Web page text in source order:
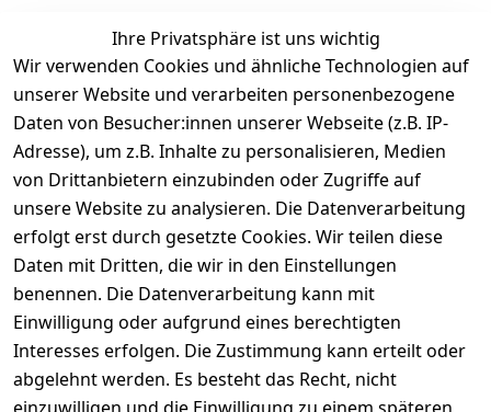
Kundenbewertungen
Durchschnittliche Bewertung
0
Basierend auf 0 Bewertung(en)
Bewertung abgeben
5
( 0 )
4
( 0 )
3
( 0 )
2
( 0 )
1
( 0 )
Ihre Privatsphäre ist uns wichtig
Wir verwenden Cookies und ähnliche Technologien auf
unserer Website und verarbeiten personenbezogene
Daten von Besucher:innen unserer Webseite (z.B. IP-
Adresse), um z.B. Inhalte zu personalisieren, Medien
von Drittanbietern einzubinden oder Zugriffe auf
unsere Website zu analysieren. Die Datenverarbeitung
erfolgt erst durch gesetzte Cookies. Wir teilen diese
Daten mit Dritten, die wir in den Einstellungen
benennen. Die Datenverarbeitung kann mit
Einwilligung oder aufgrund eines berechtigten
Interesses erfolgen. Die Zustimmung kann erteilt oder
abgelehnt werden. Es besteht das Recht, nicht